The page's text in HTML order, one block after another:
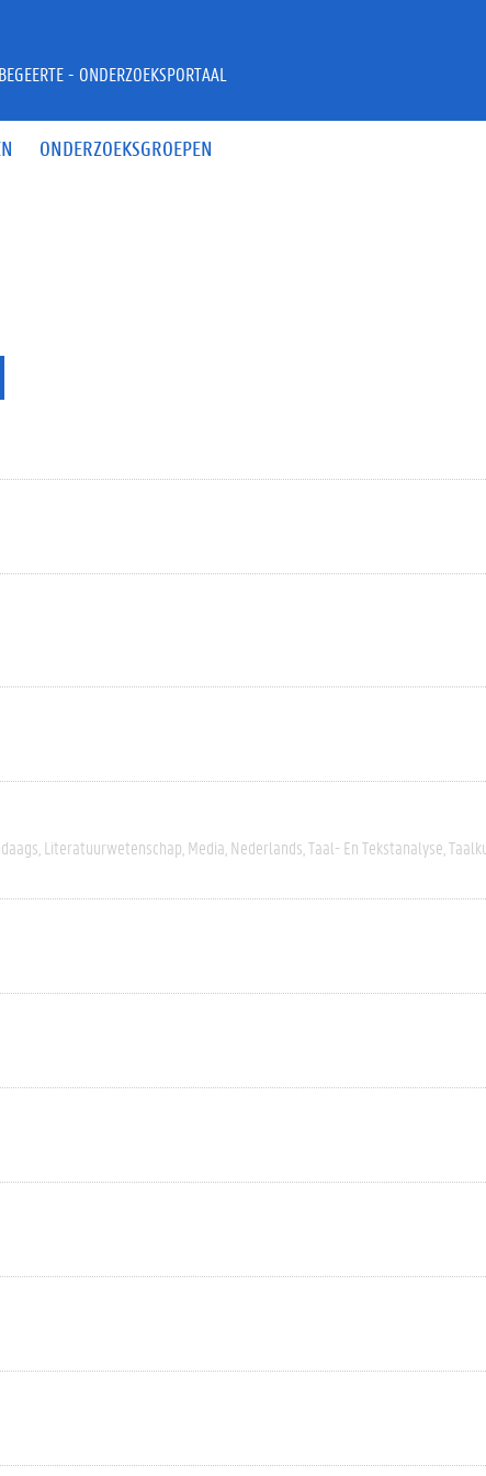
ONDERZOEKSGROEPEN
- ONDERZOEKSPORTAAL
Literatuurwetenschap Media Nederlands Taal- En Tekstanalyse